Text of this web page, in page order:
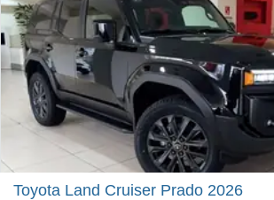
Toyota Land Cruiser Prado 2026